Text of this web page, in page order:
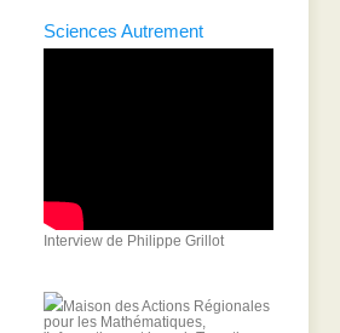
Sciences Autrement
Interview de Philippe Grillot
Maison des Actions Régionales
pour les Mathématiques,